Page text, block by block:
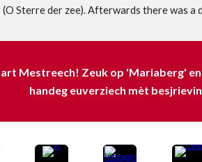
Sterre der zee). Afterwards there was a
Mestreech! Zeuk op 'Mariaberg'
handeg euverziech mèt